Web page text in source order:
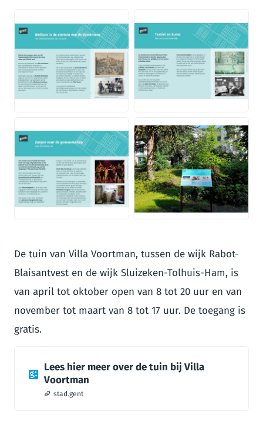
JPG JPG
JPG JPG
De tuin van Villa Voortman, tussen de wijk Rabot-
Blaisantvest en de wijk Sluizeken-Tolhuis-Ham, is
van april tot oktober open van 8 tot 20 uur en van
november tot maart van 8 tot 17 uur. De toegang is
gratis.
Lees hier meer over de tuin bij Villa
Voortman
stad.gent